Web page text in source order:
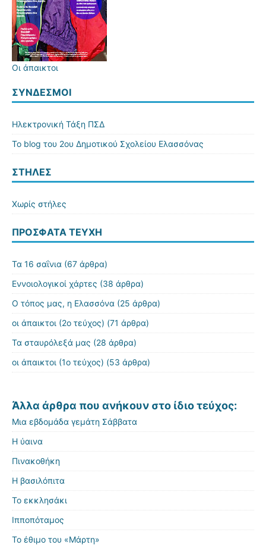
Οι άπαικτοι
ΣΎΝΔΕΣΜΟΙ
Ηλεκτρονική Τάξη ΠΣΔ
Το blog του 2ου Δημοτικού Σχολείου Ελασσόνας
ΣΤΗΛΕΣ
Χωρίς στήλες
ΠΡΌΣΦΑΤΑ ΤΕΎΧΗ
Τα 16 σαΐνια (67 άρθρα)
Εννοιολογικοί χάρτες (38 άρθρα)
Ο τόπος μας, η Ελασσόνα (25 άρθρα)
οι άπαικτοι (2ο τεύχος) (71 άρθρα)
Τα σταυρόλεξά μας (28 άρθρα)
οι άπαικτοι (1ο τεύχος) (53 άρθρα)
Άλλα άρθρα που ανήκουν στο ίδιο τεύχος:
Μια εβδομάδα γεμάτη Σάββατα
Η ύαινα
Πινακοθήκη
Η βασιλόπιτα
Το εκκλησάκι
Ιπποπόταμος
Το έθιμο του «Μάρτη»